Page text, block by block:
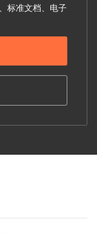
标准文档、电子